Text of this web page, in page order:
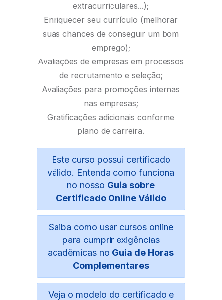
extracurriculares...);
Enriquecer seu currículo (melhorar
suas chances de conseguir um bom
emprego);
Avaliações de empresas em processos
de recrutamento e seleção;
Avaliações para promoções internas
nas empresas;
Gratificações adicionais conforme
plano de carreira.
Este curso possui certificado
válido. Entenda como funciona
no nosso Guia sobre
Certificado Online Válido
Saiba como usar cursos online
para cumprir exigências
acadêmicas no Guia de Horas
Complementares
Veja o modelo do certificado e